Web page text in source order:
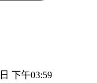
下午03:59